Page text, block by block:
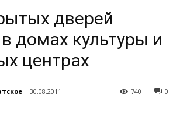
дверей
домах культуры и
центрах
30.08.2011 0
740